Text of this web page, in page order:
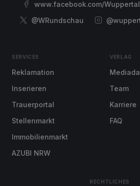
www.facebook.com/
@WRundschau
SERVICES
Reklamation
Inserieren
Trauerportal
Stellenmarkt
Immobilienmarkt
AZUBI NRW
VERLAG
Team
Karriere
FAQ
RECHTLICHES